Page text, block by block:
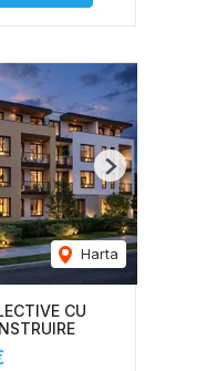
Harta
Next
CU